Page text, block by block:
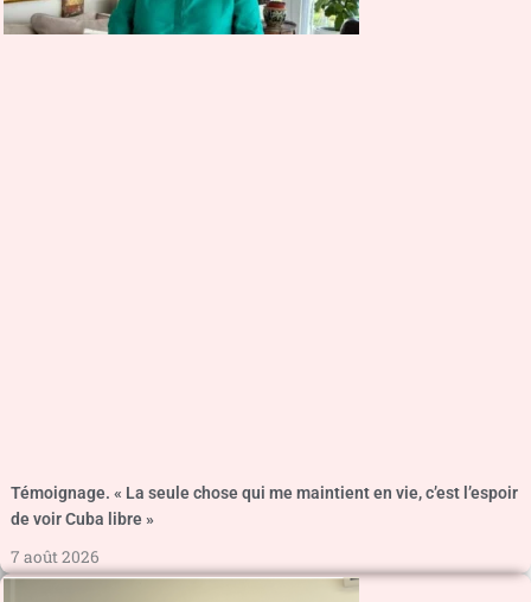
Témoignage. « La seule chose qui me maintient en vie, c’est l’espoir
de voir Cuba libre »
7 août 2026